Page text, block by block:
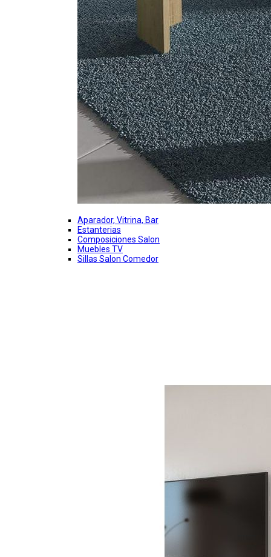
Aparador, Vitrina, Bar
Estanterias
Composiciones Salon
Muebles TV
Sillas Salon Comedor